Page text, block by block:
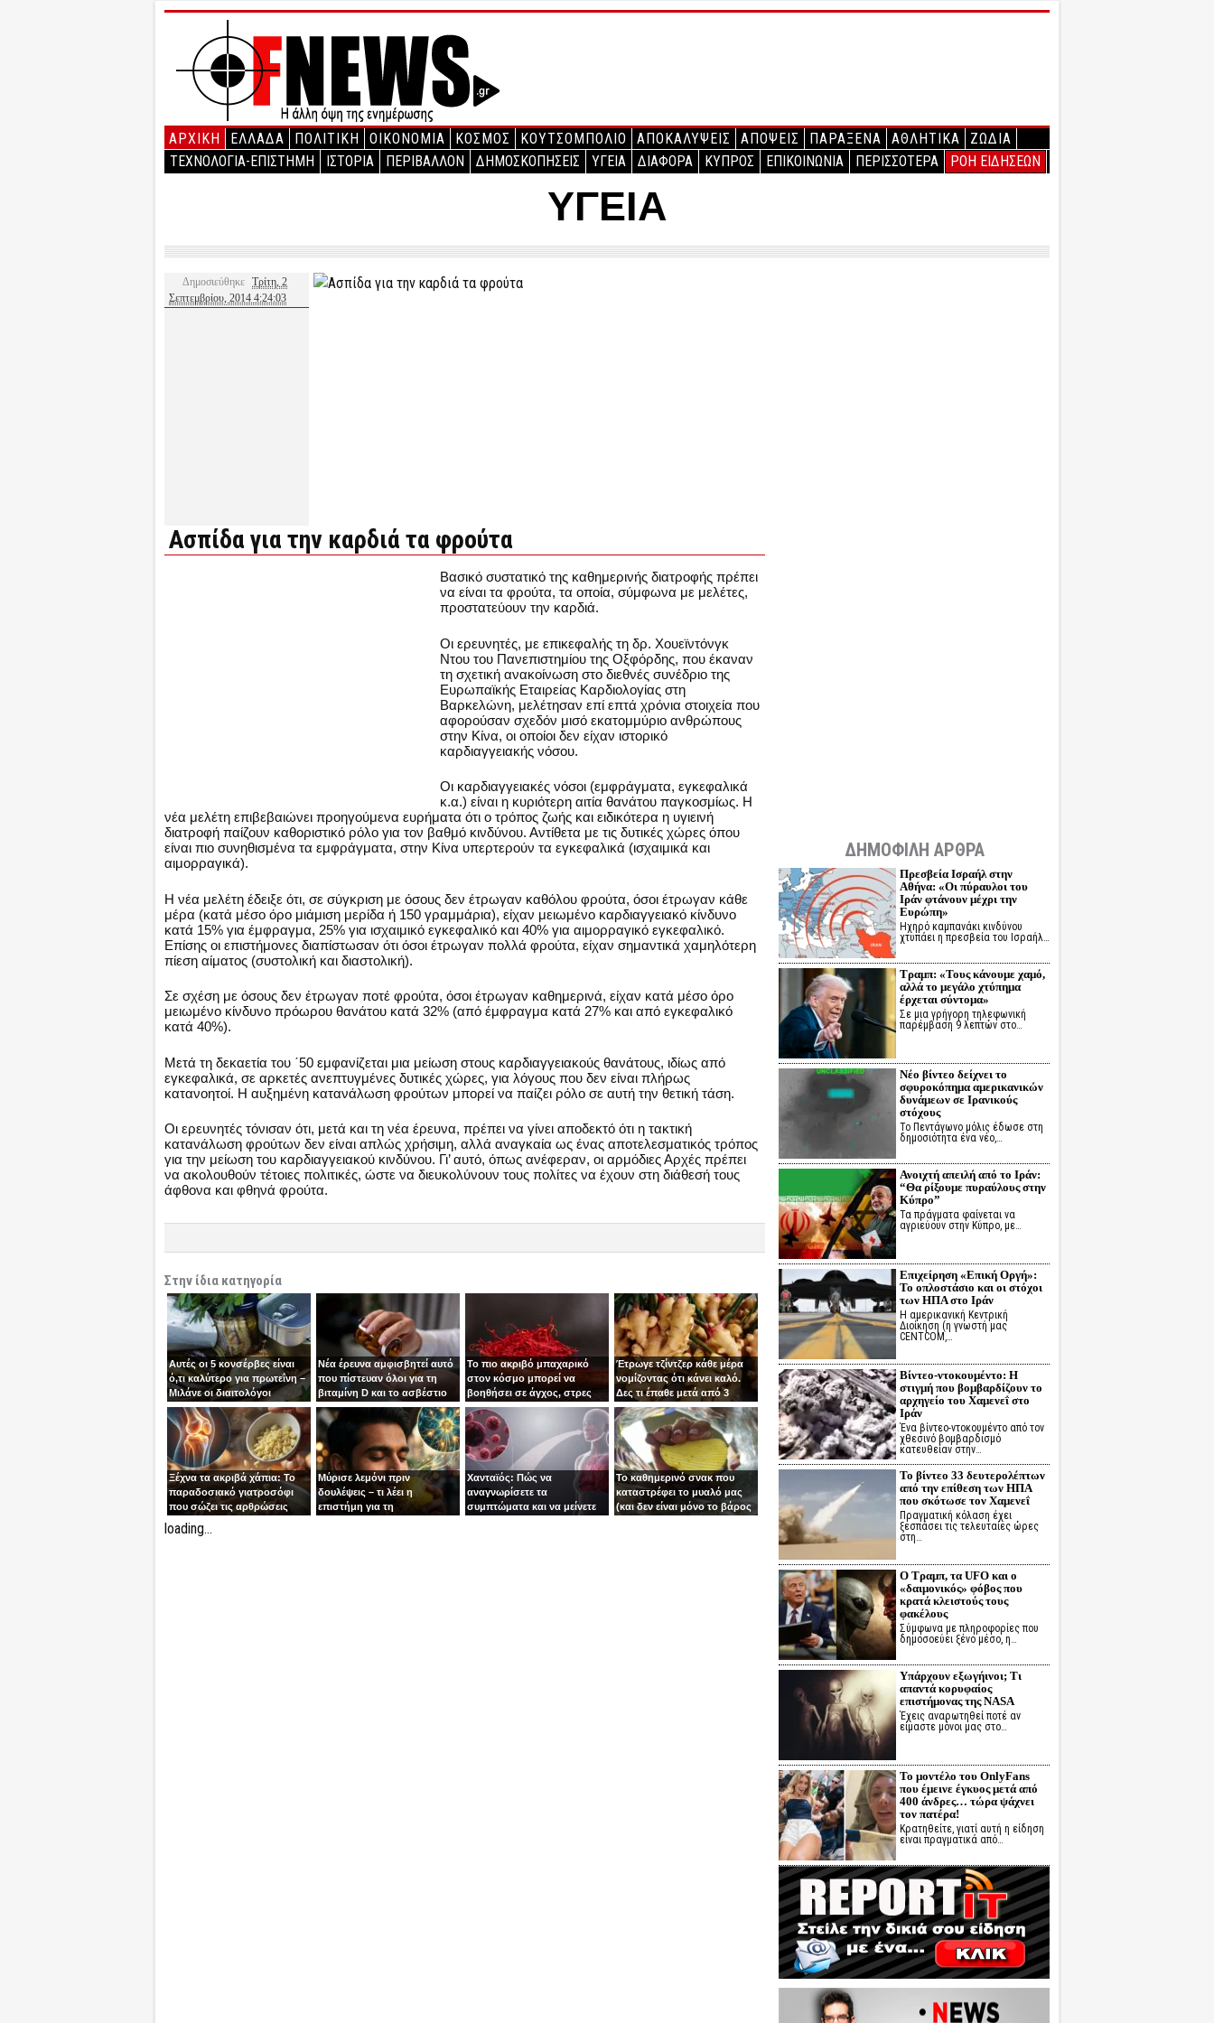
ΑΡΧΙΚΉ ΕΛΛΑΔΑ ΠΟΛΙΤΙΚΗ ΟΙΚΟΝΟΜΙΑ ΚΟΣΜΟΣ ΚΟΥΤΣΟΜΠΟΛΙΟ ΑΠΟΚΑΛΥΨΕΙΣ ΑΠΟΨΕΙΣ ΠΑΡΑΞΕΝΑ ΑΘΛΗΤΙΚΑ
ΖΩΔΙΑ
ΤΕΧΝΟΛΟΓΙΑ-ΕΠΙΣΤΗΜΗ
ΙΣΤΟΡΙΑ ΠΕΡΙΒΑΛΛΟΝ ΔΗΜΟΣΚΟΠΗΣΕΙΣ ΥΓΕΙΑ ΔΙΑΦΟΡΑ ΚΥΠΡΟΣ ΕΠΙΚΟΙΝΩΝΙΑ ΠΕΡΙΣΣΟΤΕΡΑ ΡΟΗ ΕΙΔΗΣΕΩΝ
ΥΓΕΙΑ
Δημοσιεύθηκε Τρίτη, 2
Σεπτεμβρίου, 2014 4:24:03
Ασπίδα για την καρδιά τα φρούτα
Βασικό συστατικό της καθημερινής διατροφής πρέπει
να είναι τα φρούτα, τα οποία, σύμφωνα με μελέτες,
προστατεύουν την καρδιά.
Οι ερευνητές, με επικεφαλής τη δρ. Χουεϊντόνγκ
Ντου του Πανεπιστημίου της Οξφόρδης, που έκαναν
τη σχετική ανακοίνωση στο διεθνές συνέδριο της
Ευρωπαϊκής Εταιρείας Καρδιολογίας στη
Βαρκελώνη, μελέτησαν επί επτά χρόνια στοιχεία που
αφορούσαν σχεδόν μισό εκατομμύριο ανθρώπους
στην Κίνα, οι οποίοι δεν είχαν ιστορικό
καρδιαγγειακής νόσου.
Οι καρδιαγγειακές νόσοι (εμφράγματα, εγκεφαλικά
κ.α.) είναι η κυριότερη αιτία θανάτου παγκοσμίως. Η
νέα μελέτη επιβεβαιώνει προηγούμενα ευρήματα ότι ο τρόπος ζωής και ειδικότερα η υγιεινή
διατροφή παίζουν καθοριστικό ρόλο για τον βαθμό κινδύνου. Αντίθετα με τις δυτικές χώρες όπου
είναι πιο συνηθισμένα τα εμφράγματα, στην Κίνα υπερτερούν τα εγκεφαλικά (ισχαιμικά και
αιμορραγικά).
Η νέα μελέτη έδειξε ότι, σε σύγκριση με όσους δεν έτρωγαν καθόλου φρούτα, όσοι έτρωγαν κάθε
μέρα (κατά μέσο όρο μιάμιση μερίδα ή 150 γραμμάρια), είχαν μειωμένο καρδιαγγειακό κίνδυνο
κατά 15% για έμφραγμα, 25% για ισχαιμικό εγκεφαλικό και 40% για αιμορραγικό εγκεφαλικό.
Επίσης οι επιστήμονες διαπίστωσαν ότι όσοι έτρωγαν πολλά φρούτα, είχαν σημαντικά χαμηλότερη
πίεση αίματος (συστολική και διαστολική).
Σε σχέση με όσους δεν έτρωγαν ποτέ φρούτα, όσοι έτρωγαν καθημερινά, είχαν κατά μέσο όρο
μειωμένο κίνδυνο πρόωρου θανάτου κατά 32% (από έμφραγμα κατά 27% και από εγκεφαλικό
κατά 40%).
Μετά τη δεκαετία του ΄50 εμφανίζεται μια μείωση στους καρδιαγγειακούς θανάτους, ιδίως από
εγκεφαλικά, σε αρκετές ανεπτυγμένες δυτικές χώρες, για λόγους που δεν είναι πλήρως
κατανοητοί. Η αυξημένη κατανάλωση φρούτων μπορεί να παίζει ρόλο σε αυτή την θετική τάση.
Οι ερευνητές τόνισαν ότι, μετά και τη νέα έρευνα, πρέπει να γίνει αποδεκτό ότι η τακτική
κατανάλωση φρούτων δεν είναι απλώς χρήσιμη, αλλά αναγκαία ως ένας αποτελεσματικός τρόπος
για την μείωση του καρδιαγγειακού κινδύνου. Γι’ αυτό, όπως ανέφεραν, οι αρμόδιες Αρχές πρέπει
να ακολουθούν τέτοιες πολιτικές, ώστε να διευκολύνουν τους πολίτες να έχουν στη διάθεσή τους
άφθονα και φθηνά φρούτα.
Στην ίδια κατηγορία
Αυτές οι 5 κονσέρβες είναι
ό,τι καλύτερο για πρωτεΐνη –
Μιλάνε οι διαιτολόγοι
Νέα έρευνα αμφισβητεί αυτό
που πίστευαν όλοι για τη
βιταμίνη D και το ασβέστιο
Το πιο ακριβό μπαχαρικό
στον κόσμο μπορεί να
βοηθήσει σε άγχος, στρες
και κατάθλιψη
Έτρωγε τζίντζερ κάθε μέρα
νομίζοντας ότι κάνει καλό.
Δες τι έπαθε μετά από 3
μήνες!
Ξέχνα τα ακριβά χάπια: Το
παραδοσιακό γιατροσόφι
που σώζει τις αρθρώσεις
Μύρισε λεμόνι πριν
δουλέψεις – τι λέει η
επιστήμη για τη
Χανταϊός: Πώς να
αναγνωρίσετε τα
συμπτώματα και να μείνετε
Το καθημερινό σνακ που
καταστρέφει το μυαλό μας
(και δεν είναι μόνο το βάρος
loading...
ΔΗΜΟΦΙΛΗ ΑΡΘΡΑ
Πρεσβεία Ισραήλ στην
Αθήνα: «Οι πύραυλοι του
Ιράν φτάνουν μέχρι την
Ευρώπη»
Ηχηρό καμπανάκι κινδύνου
χτυπάει η πρεσβεία του Ισραήλ…
Τραμπ: «Τους κάνουμε χαμό,
αλλά το μεγάλο χτύπημα
έρχεται σύντομα»
Σε μια γρήγορη τηλεφωνική
παρέμβαση 9 λεπτών στο…
Νέο βίντεο δείχνει το
σφυροκόπημα αμερικανικών
δυνάμεων σε Ιρανικούς
στόχους
Το Πεντάγωνο μόλις έδωσε στη
δημοσιότητα ένα νέο,…
Ανοιχτή απειλή από το Ιράν:
“Θα ρίξουμε πυραύλους στην
Κύπρο”
Τα πράγματα φαίνεται να
αγριεύουν στην Κύπρο, με…
Επιχείρηση «Επική Οργή»:
Το οπλοστάσιο και οι στόχοι
των ΗΠΑ στο Ιράν
Η αμερικανική Κεντρική
Διοίκηση (η γνωστή μας
CENTCOM,…
Βίντεο-ντοκουμέντο: Η
στιγμή που βομβαρδίζουν το
αρχηγείο του Χαμενεΐ στο
Ιράν
Ένα βίντεο-ντοκουμέντο από τον
χθεσινό βομβαρδισμό
κατευθείαν στην…
Το βίντεο 33 δευτερολέπτων
από την επίθεση των ΗΠΑ
που σκότωσε τον Χαμενεΐ
Πραγματική κόλαση έχει
ξεσπάσει τις τελευταίες ώρες
στη…
Ο Τραμπ, τα UFO και ο
«δαιμονικός» φόβος που
κρατά κλειστούς τους
φακέλους
Σύμφωνα με πληροφορίες που
δημοσοεύει ξένο μέσο, η…
Υπάρχουν εξωγήινοι; Τι
απαντά κορυφαίος
επιστήμονας της NASA
Έχεις αναρωτηθεί ποτέ αν
είμαστε μόνοι μας στο…
Το μοντέλο του OnlyFans
που έμεινε έγκυος μετά από
400 άνδρες… τώρα ψάχνει
τον πατέρα!
Κρατηθείτε, γιατί αυτή η είδηση
είναι πραγματικά από…